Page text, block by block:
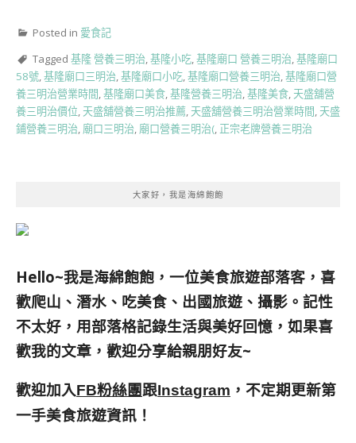
Posted in 愛食記
Tagged 基隆 營養三明治,基隆小吃,基隆廟口 營養三明治,基隆廟口
58號,基隆廟口三明治,基隆廟口小吃,基隆廟口營養三明治,基隆廟口營
養三明治營業時間,基隆廟口美食,基隆營養三明治,基隆美食, 天盛舖營
養三明治價位, 天盛舖營養三明治推薦, 天盛舖營養三明治營業時間, 天盛
鋪營養三明治, 廟口三明治, 廟口營養三明治(, 正宗老牌營養三明治
大家好，我是海綿飽飽
Hello~我是海綿飽飽，一位美食旅遊部落客， 喜
歡爬山、潛水、吃美食、出國旅遊、攝影。 記性
不太好，用部落格記錄生活與美好回憶， 如果喜
歡我的文章，歡迎分享給親朋好友~
歡迎加入FB粉絲團跟Instagram ，不定期更新第
一手美食旅遊資訊！